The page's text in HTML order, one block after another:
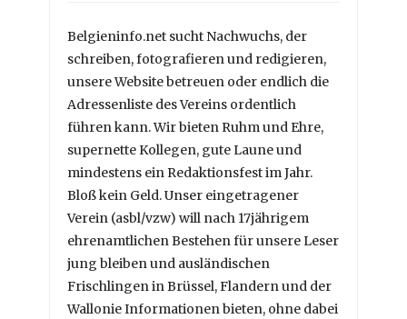
Belgieninfo.net sucht Nachwuchs, der
schreiben, fotografieren und redigieren,
unsere Website betreuen oder endlich die
Adressenliste des Vereins ordentlich
führen kann. Wir bieten Ruhm und Ehre,
supernette Kollegen, gute Laune und
mindestens ein Redaktionsfest im Jahr.
Bloß kein Geld. Unser eingetragener
Verein (asbl/vzw) will nach 17jährigem
ehrenamtlichen Bestehen für unsere Leser
jung bleiben und ausländischen
Frischlingen in Brüssel, Flandern und der
Wallonie Informationen bieten, ohne dabei